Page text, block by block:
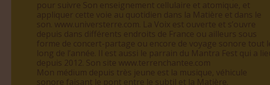
pour suivre Son enseignement cellulaire et atomique, et
appliquer cette voie au quotidien dans la Matière et dans le
son. www.universterre.com. La Voix est ouverte et s’ouvre
depuis dans différents endroits de France ou ailleurs sous
forme de concert-partage ou encore de voyage sonore tout
long de l’année. Il est aussi le parrain du Mantra Fest qui a
depuis 2012. Son site www.terrenchantee.com
Mon médium depuis très jeune est la musique, véhicule
sonore faisant le pont entre le subtil et la Matière.